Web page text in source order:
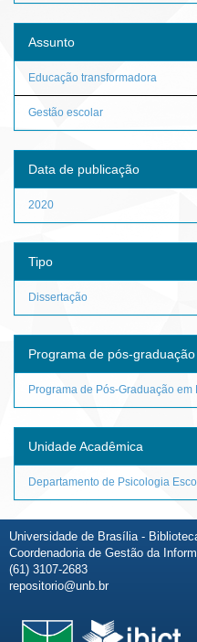
Assunto
Educação transformadora
Gestão escolar
Data de publicação
2020
Tipo
Dissertação
Programa de pós-graduação
Programa de Pós-Graduação em
Unidade Acadêmica
Departamento de Psicologia
Universidade de Brasília -
Coordenadoria de Gestão da
(61) 3107-2683
repositorio@unb.br